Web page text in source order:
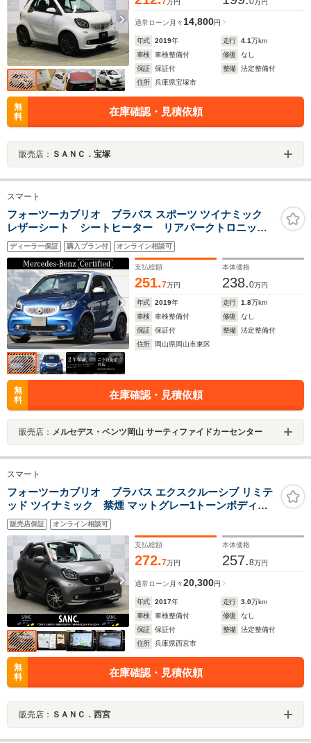
万円 万円
通常ローン 月々 14,800円
年式 2019年 走行 4.1万km
車検
車検整備付 修復
なし
保証
保証付 整備
法定整備付
住所
兵庫県宝塚市
無
料
在庫確認・見積依頼
販売店： ＳＡＮＣ．宝塚
スマート
フォーツーカブリオ ブラバス スポーツ ツイナミック
レザーシート シートヒーター リアパークトロニック
システム ETC フロント16インチBRABUSアルミホイ
ール リア17インチBRABUSアルミホイール
ディーラー保証 購入プラン付 オンライン相談可
支払総額
251.7万円
本体価格
238.0万円
年式 2019年 走行 1.8万km
車検
車検整備付 修復
なし
保証
保証付 整備
法定整備付
住所
岡山県岡山市東区
無
料
在庫確認・見積依頼
販売店： メルセデス・ベンツ岡山 サーティファイドカーセンター
スマート
フォーツーカブリオ ブラバス エクスクルーシブ リミテ
ッド ツイナミック 禁煙 マットグレー1トーンボディカ
ラー 黒革シート レザーダッシュボード パナソニック製ナ
ビTV バックカメラ ドラレコ LEDヘッドライトバルブ
BRABUS Monoblockツインスポークアルミホイール
販売店保証 オンライン相談可
支払総額
272.7万円
本体価格
257.8万円
通常ローン 月々20,300円
年式 2017年 走行 3.0万km
車検
車検整備付 修復
なし
保証
保証付 整備
法定整備付
住所
兵庫県西宮市
無
料
在庫確認・見積依頼
販売店： ＳＡＮＣ．西宮